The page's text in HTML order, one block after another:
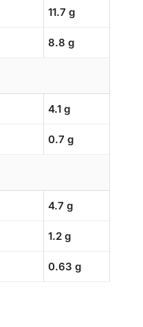
11.7 g
8.8 g
4.1 g
0.7 g
4.7 g
1.2 g
0.63 g